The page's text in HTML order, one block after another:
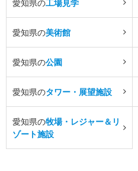
愛知県の工場見学
愛知県の美術館
愛知県の公園
愛知県のタワー・展望施設
愛知県の牧場・レジャー＆リ
ゾート施設